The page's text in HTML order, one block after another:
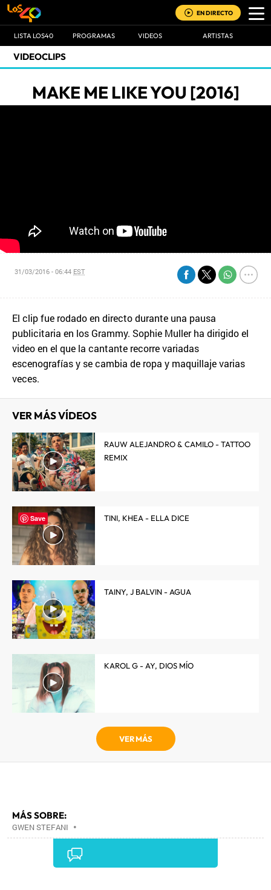
EN DIRECTO
LISTA LOS40 PROGRAMAS VIDEOS ARTISTAS
VIDEOCLIPS
MAKE ME LIKE YOU [2016]
31/03/2016 - 06:44 EST
El clip fue rodado en directo durante una pausa
publicitaria en los Grammy. Sophie Muller ha dirigido el
video en el que la cantante recorre variadas
escenografías y se cambia de ropa y maquillaje varias
veces.
VER MÁS VÍDEOS
RAUW ALEJANDRO & CAMILO - TATTOO
REMIX
TINI, KHEA - ELLA DICE
TAINY, J BALVIN - AGUA
KAROL G - AY, DIOS MÍO
VER MÁS
MÁS SOBRE:
GWEN STEFANI •
Save